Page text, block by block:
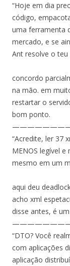
“Hoje em dia
código,
uma ferramenta
mercado, e se
Ant resolve o teu
concordo
na mão. em
restartar o
bom ponto.
“Acredite, ler 37
MENOS legível
mesmo em um
aqui deu
acho xml
disse antes, é
“DTO? Você
com aplicações
aplicação